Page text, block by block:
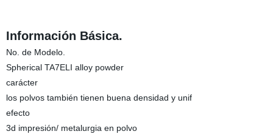
Información Básica.
No. de Modelo.
Spherical TA7ELI alloy powder
carácter
los polvos también tienen buena densidad y unif
efecto
3d impresión/ metalurgia en polvo